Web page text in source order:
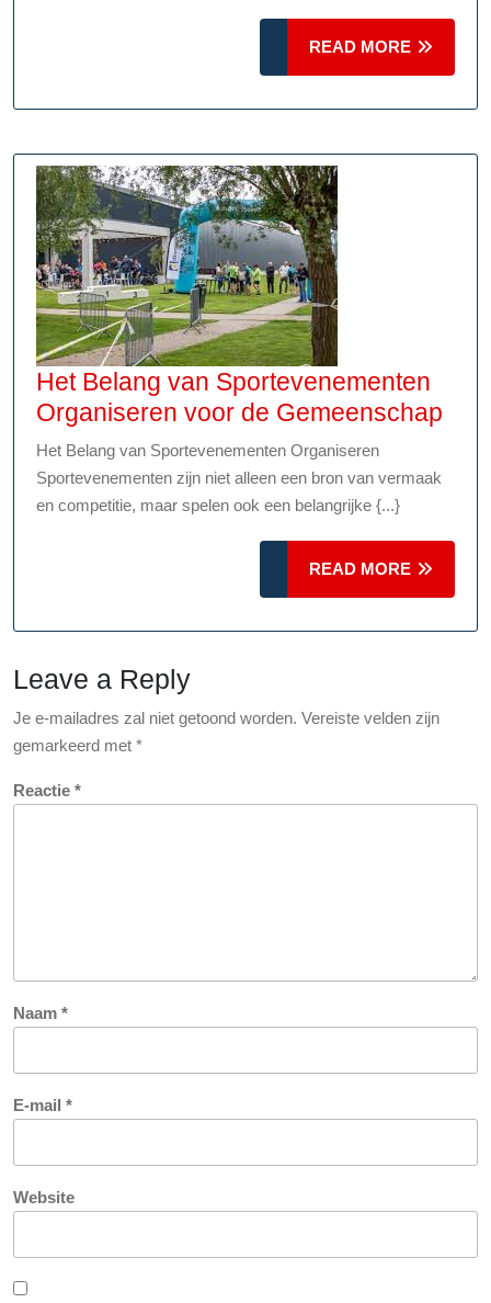
Ik
in
READ MORE
MORE
Het Belang van Sportevenementen
Organiseren voor de Gemeenschap
de
Het Belang van Sportevenementen Organiseren
Sportevenementen zijn niet alleen een bron van vermaak
en competitie, maar spelen ook een belangrijke {...}
READ MORE
MORE
Leave a Reply
Je e-mailadres zal niet getoond worden. Vereiste velden zijn
gemarkeerd met *
Reactie *
Naam *
E-mail *
Website